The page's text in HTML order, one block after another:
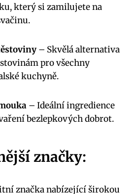
který si zamilujete na
– Skvělá alternativa
pro všechny
kuchyně.
– Ideální ingredience
bezlepkových dobrot.
značky:
značka nabízející širokou